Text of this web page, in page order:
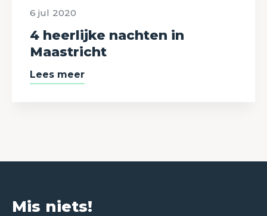
6 jul 2020
4 heerlijke nachten in
Maastricht
Lees meer
Mis niets!